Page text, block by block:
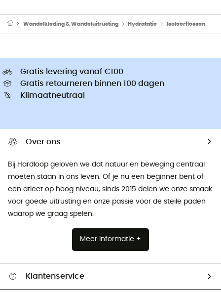
Wandelkleding & Wandeluitrusting Hydratatie Isoleerflessen
Gratis levering vanaf €100
Gratis retourneren binnen 100 dagen
Klimaatneutraal
Over ons
Bij Hardloop geloven we dat natuur en beweging centraal
moeten staan ​​in ons leven. Of je nu een beginner bent of
een atleet op hoog niveau, sinds 2015 delen we onze smaak
voor goede uitrusting en onze passie voor de steile paden
waarop we graag spelen.
Meer informatie +
Klantenservice